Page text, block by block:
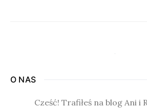
O NAS
Cześć! Trafiłeś na blog Ani i